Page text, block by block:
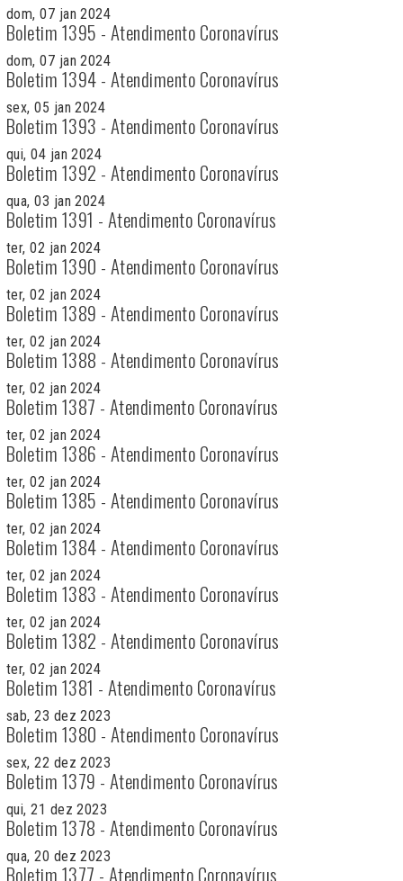
dom, 07 jan 2024
Boletim 1395 - Atendimento Coronavírus
dom, 07 jan 2024
Boletim 1394 - Atendimento Coronavírus
sex, 05 jan 2024
Boletim 1393 - Atendimento Coronavírus
qui, 04 jan 2024
Boletim 1392 - Atendimento Coronavírus
qua, 03 jan 2024
Boletim 1391 - Atendimento Coronavírus
ter, 02 jan 2024
Boletim 1390 - Atendimento Coronavírus
ter, 02 jan 2024
Boletim 1389 - Atendimento Coronavírus
ter, 02 jan 2024
Boletim 1388 - Atendimento Coronavírus
ter, 02 jan 2024
Boletim 1387 - Atendimento Coronavírus
ter, 02 jan 2024
Boletim 1386 - Atendimento Coronavírus
ter, 02 jan 2024
Boletim 1385 - Atendimento Coronavírus
ter, 02 jan 2024
Boletim 1384 - Atendimento Coronavírus
ter, 02 jan 2024
Boletim 1383 - Atendimento Coronavírus
ter, 02 jan 2024
Boletim 1382 - Atendimento Coronavírus
ter, 02 jan 2024
Boletim 1381 - Atendimento Coronavírus
sab, 23 dez 2023
Boletim 1380 - Atendimento Coronavírus
sex, 22 dez 2023
Boletim 1379 - Atendimento Coronavírus
qui, 21 dez 2023
Boletim 1378 - Atendimento Coronavírus
qua, 20 dez 2023
Boletim 1377 - Atendimento Coronavírus